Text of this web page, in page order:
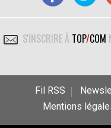
S'INSCRIRE À TOP/COM
Fil RSS
Mentions